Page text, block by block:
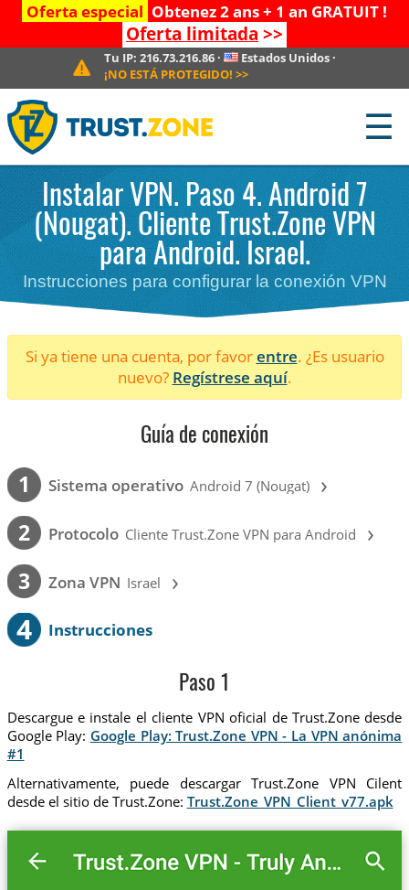
Oferta especial Obtenez 2 ans + 1 an GRATUIT !
Oferta limitada >>
Tu IP:216.73.216.86 · Estados Unidos·
¡NO ESTÁ PROTEGIDO! >>
☰
Instalar VPN. Paso 4. Android 7
(Nougat). Cliente Trust.Zone VPN
para Android. Israel.
Instrucciones para configurar la conexión VPN
Si ya tiene una cuenta, por favorentre. ¿Es usuario
nuevo? Regístrese aquí.
Guía de conexión
1 Sistema operativo Android 7 (Nougat) ›
2 Protocolo Cliente Trust.Zone VPN para Android ›
3 Zona VPN Israel ›
4 Instrucciones
Paso 1
Descargue e instale el cliente VPN oficial de Trust.Zone desde
Google Play: Google Play: Trust.Zone VPN - La VPN anónima
#1
Alternativamente, puede descargar Trust.Zone VPN Cilent
desde el sitio de Trust.Zone: Trust.Zone_VPN_Client_v77.apk